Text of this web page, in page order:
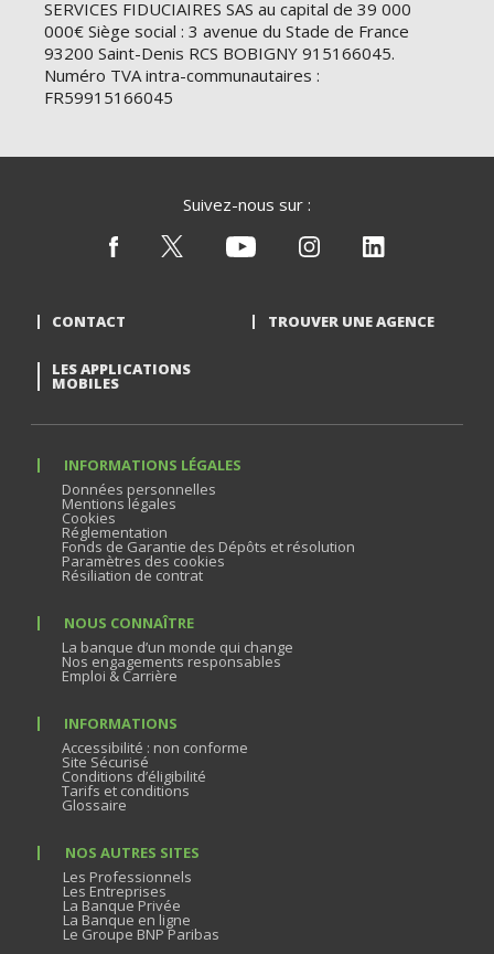
SERVICES FIDUCIAIRES SAS au capital de 39 000
000€ Siège social : 3 avenue du Stade de France
93200 Saint-Denis RCS BOBIGNY 915166045.
Numéro TVA intra-communautaires :
FR59915166045
Suivez-nous sur :
CONTACT TROUVER UNE AGENCE
LES APPLICATIONS
MOBILES
INFORMATIONS LÉGALES
Données personnelles
Mentions légales
Cookies
Réglementation
Fonds de Garantie des Dépôts et résolution
Paramètres des cookies
Résiliation de contrat
NOUS CONNAÎTRE
La banque d’un monde qui change
Nos engagements responsables
Emploi & Carrière
INFORMATIONS
Accessibilité : non conforme
Site Sécurisé
Conditions d’éligibilité
Tarifs et conditions
Glossaire
NOS AUTRES SITES
Les Professionnels
Les Entreprises
La Banque Privée
La Banque en ligne
Le Groupe BNP Paribas